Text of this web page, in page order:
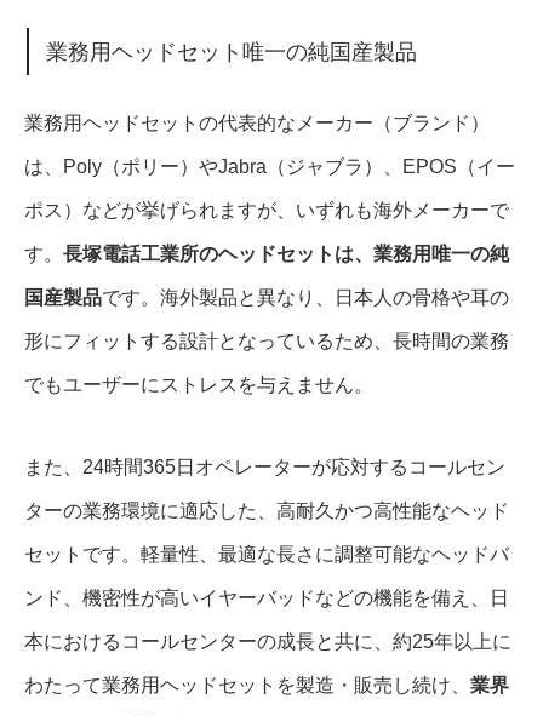
業務用ヘッドセット唯一の純国産製品
業務用ヘッドセットの代表的なメーカー（ブランド）
は、Poly（ポリー）やJabra（ジャブラ）、EPOS（イー
ポス）などが挙げられますが、いずれも海外メーカーで
す。 長塚電話工業所のヘッドセットは、業務用唯一の純
国産製品です。海外製品と異なり、日本人の骨格や耳の
形にフィットする設計となっているため、長時間の業務
でもユーザーにストレスを与えません。
また、24時間365日オペレーターが応対するコールセン
ターの業務環境に適応した、高耐久かつ高性能なヘッド
セットです。軽量性、最適な長さに調整可能なヘッドバ
ンド、機密性が高いイヤーバッドなどの機能を備え、日
本におけるコールセンターの成長と共に、約25年以上に
わたって業務用ヘッドセットを製造・販売し続け、 業界